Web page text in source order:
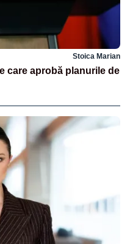
Stoica Marian
care aprobă planurile de